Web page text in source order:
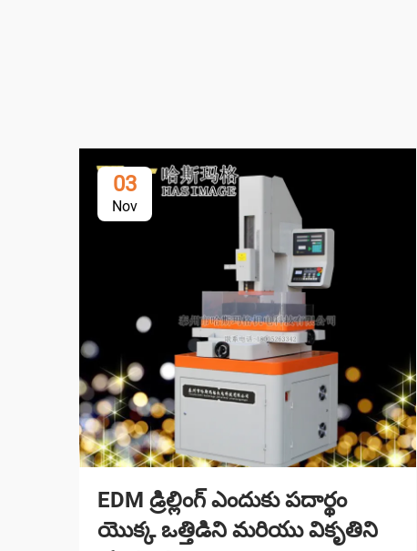
03
Nov
EDM డ్రిల్లింగ్ ఎందుకు పదార్థం
యొక్క ఒత్తిడిని మరియు వికృతిని